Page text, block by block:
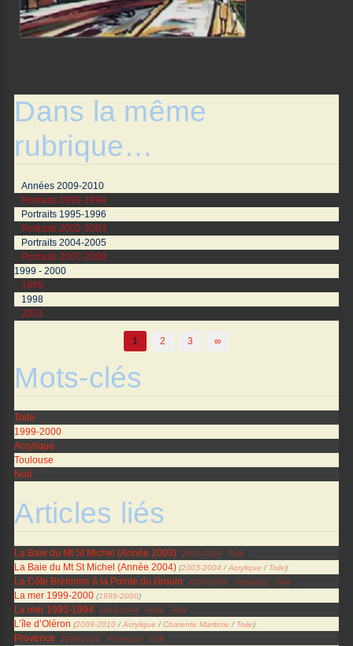
Dans la même
rubrique…
Années 2009-2010
Portraits 1993-1994
Portraits 1995-1996
Portraits 2002-2003
Portraits 2004-2005
Portraits 2007-2008
1999 - 2000
1995
1998
2001
1 2 3 ∞
Mots-clés
Toile
1999-2000
Acrylique
Toulouse
Nuit
Articles liés
La Baie du Mt St Michel (Année 2003) (2003-2004 Toile)
La Baie du Mt St Michel (Année 2004) (2003-2004 /Acrylique / Toile)
La Côte Bretonne à la Pointe du Grouin (2003-2004 /Acrylique Toile)
La mer 1999-2000 (1999-2000)
La mer 1993-1994 (1993-1994 /Huile Toile)
L’île d’Oléron (2009-2010/Acrylique /Charente Maritime / Toile)
Provence (2009-2010 /Provence Toile)